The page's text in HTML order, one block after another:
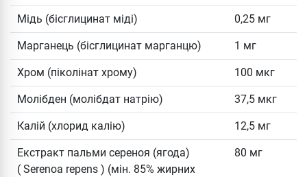
Мідь (бісглицинат міді) 0,25 мг
Марганець (бісглицинат марганцю) 1 мг
Хром (піколінат хрому) 100 мкг
Молібден (молібдат натрію) 37,5 мкг
Калій (хлорид калію) 12,5 мг
Екстракт пальми сереноя (ягода)
( Serenoa repens ) (мін. 85% жирних
80 мг